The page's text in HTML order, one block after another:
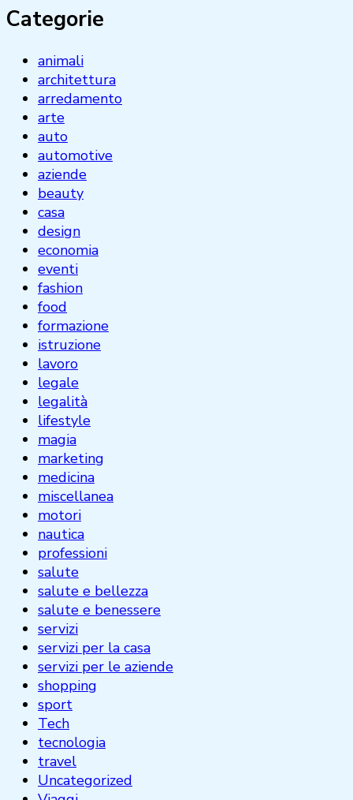
Categorie
animali
architettura
arredamento
arte
auto
automotive
aziende
beauty
casa
design
economia
eventi
fashion
food
formazione
istruzione
lavoro
legale
legalità
lifestyle
magia
marketing
medicina
miscellanea
motori
nautica
professioni
salute
salute e bellezza
salute e benessere
servizi
servizi per la casa
servizi per le aziende
shopping
sport
Tech
tecnologia
travel
Uncategorized